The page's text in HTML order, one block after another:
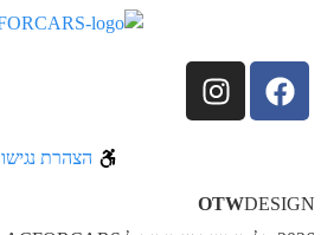
הצהרת נגישות
OTW